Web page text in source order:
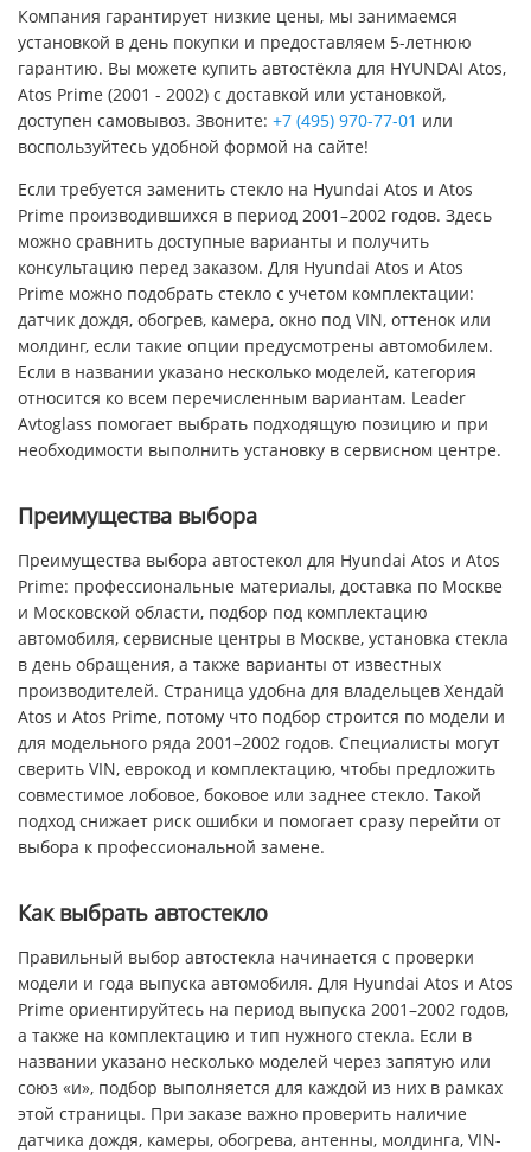
Компания гарантирует низкие цены, мы занимаемся
установкой в день покупки и предоставляем 5-летнюю
гарантию. Вы можете купить автостёкла для HYUNDAI Atos,
Atos Prime (2001 - 2002) с доставкой или установкой,
доступен самовывоз. Звоните: +7 (495) 970-77-01 или
воспользуйтесь удобной формой на сайте!
Если требуется заменить стекло на Hyundai Atos и Atos
Prime производившихся в период 2001–2002 годов. Здесь
можно сравнить доступные варианты и получить
консультацию перед заказом. Для Hyundai Atos и Atos
Prime можно подобрать стекло с учетом комплектации:
датчик дождя, обогрев, камера, окно под VIN, оттенок или
молдинг, если такие опции предусмотрены автомобилем.
Если в названии указано несколько моделей, категория
относится ко всем перечисленным вариантам. Leader
Avtoglass помогает выбрать подходящую позицию и при
необходимости выполнить установку в сервисном центре.
Преимущества выбора
Преимущества выбора автостекол для Hyundai Atos и Atos
Prime: профессиональные материалы, доставка по Москве
и Московской области, подбор под комплектацию
автомобиля, сервисные центры в Москве, установка стекла
в день обращения, а также варианты от известных
производителей. Страница удобна для владельцев Хендай
Atos и Atos Prime, потому что подбор строится по модели и
для модельного ряда 2001–2002 годов. Специалисты могут
сверить VIN, еврокод и комплектацию, чтобы предложить
совместимое лобовое, боковое или заднее стекло. Такой
подход снижает риск ошибки и помогает сразу перейти от
выбора к профессиональной замене.
Как выбрать автостекло
Правильный выбор автостекла начинается с проверки
модели и года выпуска автомобиля. Для Hyundai Atos и Atos
Prime ориентируйтесь на период выпуска 2001–2002 годов,
а также на комплектацию и тип нужного стекла. Если в
названии указано несколько моделей через запятую или
союз «и», подбор выполняется для каждой из них в рамках
этой страницы. При заказе важно проверить наличие
датчика дождя, камеры, обогрева, антенны, молдинга, VIN-